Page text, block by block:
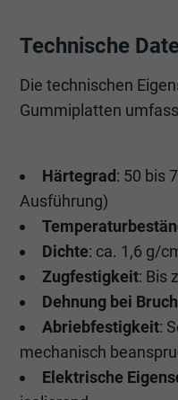
Technische
Die technischen
Gummiplatten
Härtegrad: 50 bis
Ausführung)
Dichte: ca. 1,6 g/
Zugfestigkeit: Bis
Dehnung bei Bruch
Abriebfestigkeit:
mechanisch
Elektrische